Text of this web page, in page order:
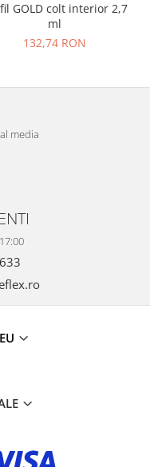
GOLD colt interior 2,7
ml
132,74 RON
media